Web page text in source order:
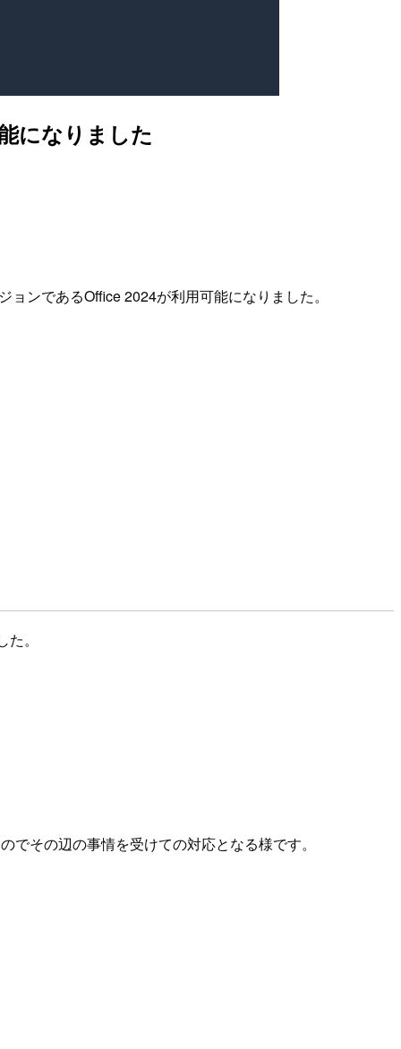
になりました
ンであるOffice 2024が利用可能になりました。
。
その辺の事情を受けての対応となる様です。